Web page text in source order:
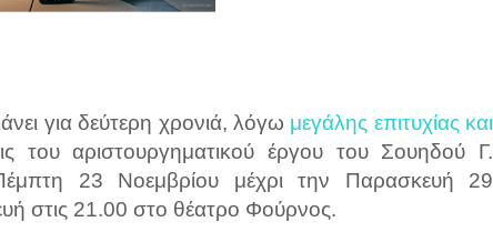
για δεύτερη χρονιά, λόγω μεγάλης επιτυχίας και
του αριστουργηματικού έργου του Σουηδού Γ.
23 Νοεμβρίου μέχρι την Παρασκευή 29
στις 21.00 στο θέατρο Φούρνος.